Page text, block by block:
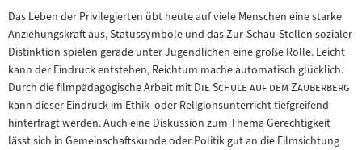
Das Leben der Privilegierten übt heute auf viele Menschen eine starke
Anziehungskraft aus, Statussymbole und das Zur-Schau-Stellen sozialer
Distinktion spielen gerade unter Jugendlichen eine große Rolle. Leicht
kann der Eindruck entstehen, Reichtum mache automatisch glücklich.
Durch die filmpädagogische Arbeit mit "Die Schule auf dem Zauberberg
kann dieser Eindruck im Ethik- oder Religionsunterricht tiefgreifend
hinterfragt werden. Auch eine Diskussion zum Thema Gerechtigkeit
lässt sich in Gemeinschaftskunde oder Politik gut an die Filmsichtung